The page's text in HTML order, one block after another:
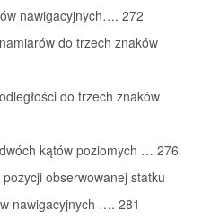
nawigacyjnych…. 272
do trzech znaków
do trzech znaków
kątów poziomych … 276
obserwowanej statku
nawigacyjnych …. 281